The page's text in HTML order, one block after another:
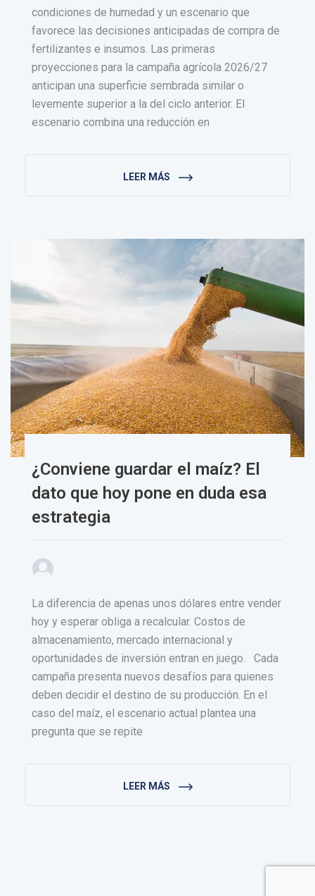
condiciones de humedad y un escenario que
favorece las decisiones anticipadas de compra de
fertilizantes e insumos. Las primeras
proyecciones para la campaña agrícola 2026/27
anticipan una superficie sembrada similar o
levemente superior a la del ciclo anterior. El
escenario combina una reducción en
LEER MÁS
¿Conviene guardar el maíz? El
dato que hoy pone en duda esa
estrategia
La diferencia de apenas unos dólares entre vender
hoy y esperar obliga a recalcular. Costos de
almacenamiento, mercado internacional y
oportunidades de inversión entran en juego. Cada
campaña presenta nuevos desafíos para quienes
deben decidir el destino de su producción. En el
caso del maíz, el escenario actual plantea una
pregunta que se repite
LEER MÁS